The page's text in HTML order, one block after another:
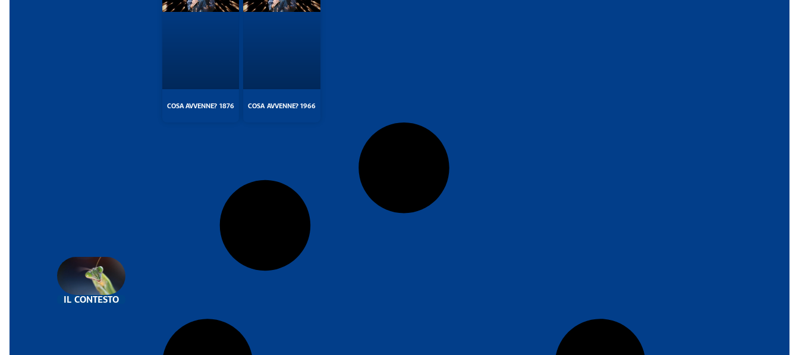
IL CONTESTO
COSA AVVENNE? 1876 COSA AVVENNE? 1966